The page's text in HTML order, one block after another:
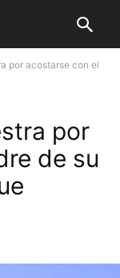
por acostarse con el
por
de su